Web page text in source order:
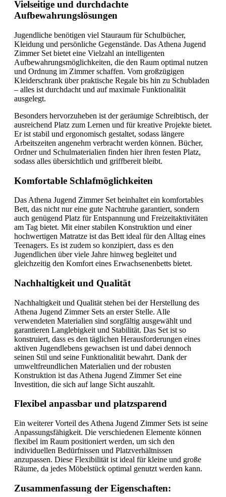
Vielseitige und durchdachte
Aufbewahrungslösungen
Jugendliche benötigen viel Stauraum für Schulbücher,
Kleidung und persönliche Gegenstände. Das Athena Jugend
Zimmer Set bietet eine Vielzahl an intelligenten
Aufbewahrungsmöglichkeiten, die den Raum optimal nutzen
und Ordnung im Zimmer schaffen. Vom großzügigen
Kleiderschrank über praktische Regale bis hin zu Schubladen
– alles ist durchdacht und auf maximale Funktionalität
ausgelegt.
Besonders hervorzuheben ist der geräumige Schreibtisch, der
ausreichend Platz zum Lernen und für kreative Projekte bietet.
Er ist stabil und ergonomisch gestaltet, sodass längere
Arbeitszeiten angenehm verbracht werden können. Bücher,
Ordner und Schulmaterialien finden hier ihren festen Platz,
sodass alles übersichtlich und griffbereit bleibt.
Komfortable Schlafmöglichkeiten
Das Athena Jugend Zimmer Set beinhaltet ein komfortables
Bett, das nicht nur eine gute Nachtruhe garantiert, sondern
auch genügend Platz für Entspannung und Freizeitaktivitäten
am Tag bietet. Mit einer stabilen Konstruktion und einer
hochwertigen Matratze ist das Bett ideal für den Alltag eines
Teenagers. Es ist zudem so konzipiert, dass es den
Jugendlichen über viele Jahre hinweg begleitet und
gleichzeitig den Komfort eines Erwachsenenbetts bietet.
Nachhaltigkeit und Qualität
Nachhaltigkeit und Qualität stehen bei der Herstellung des
Athena Jugend Zimmer Sets an erster Stelle. Alle
verwendeten Materialien sind sorgfältig ausgewählt und
garantieren Langlebigkeit und Stabilität. Das Set ist so
konstruiert, dass es den täglichen Herausforderungen eines
aktiven Jugendlebens gewachsen ist und dabei dennoch
seinen Stil und seine Funktionalität bewahrt. Dank der
umweltfreundlichen Materialien und der robusten
Konstruktion ist das Athena Jugend Zimmer Set eine
Investition, die sich auf lange Sicht auszahlt.
Flexibel anpassbar und platzsparend
Ein weiterer Vorteil des Athena Jugend Zimmer Sets ist seine
Anpassungsfähigkeit. Die verschiedenen Elemente können
flexibel im Raum positioniert werden, um sich den
individuellen Bedürfnissen und Platzverhältnissen
anzupassen. Diese Flexibilität ist ideal für kleine und große
Räume, da jedes Möbelstück optimal genutzt werden kann.
Zusammenfassung der Eigenschaften: